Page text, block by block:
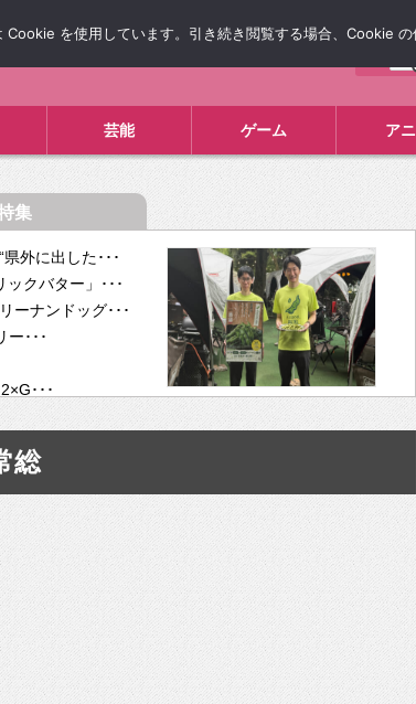
芸能 ゲーム ア
集
外に出した･･･
クバター」･･･
ーナンドッグ･･･
ー･･･
･･･
が今話し･･･
」 TE･･･
総
を使用しています。引き続き閲覧する場合、Cookie の